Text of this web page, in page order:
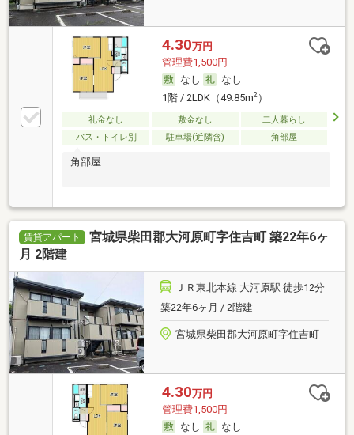
4.30万円
管理費1,500円
なし
なし
1階 / 2LDK（49.85m2）
礼金なし 敷金なし
二人暮らし
バス・トイレ別
駐車場(近隣含) 角部屋
角部屋
賃貸アパート
宮城県柴田郡大河原町字住吉町 築22年6ヶ
月 2階建
ＪＲ東北本線 大河原駅 徒歩12分
築22年6ヶ月 / 2階建
宮城県柴田郡大河原町字住吉町
4.30万円
管理費1,500円
なし
なし